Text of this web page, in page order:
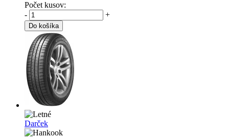
Počet kusov:
-
+
Do košíka
Darček